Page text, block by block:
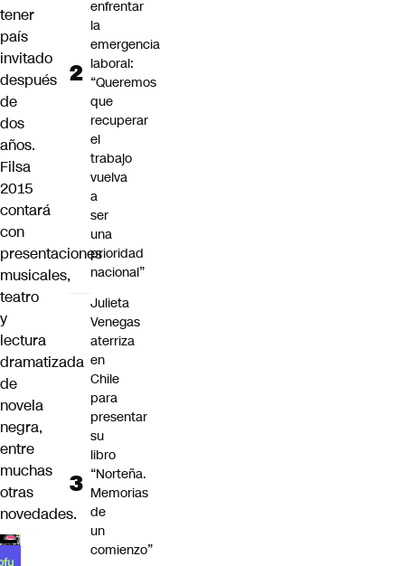
tener
país
invitado
después
de
dos
años.
Filsa
2015
contará
con
presentaciones
musicales,
teatro
y
lectura
dramatizada
de
novela
negra,
entre
muchas
otras
novedades.
enfrentar
la
emergencia
laboral:
“Queremos
que
recuperar
el
trabajo
vuelva
a
ser
una
prioridad
nacional”
Julieta
Venegas
aterriza
en
Chile
para
presentar
su
libro
“Norteña.
Memorias
de
un
comienzo”